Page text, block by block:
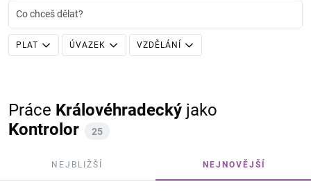
Co chceš dělat?
PLAT ÚVAZEK VZDĚLÁNÍ
Práce Královéhradecký jako
Kontrolor
25
NEJBLIŽŠÍ NEJNOVĚJŠÍ